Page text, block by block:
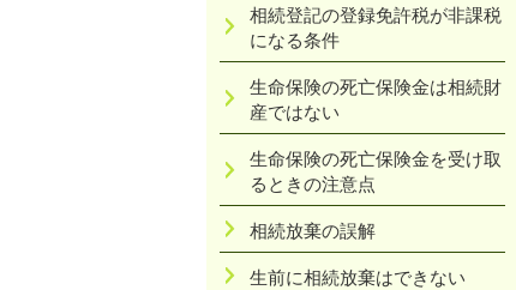
相続登記の登録免許税が非課税
になる条件
生命保険の死亡保険金は相続財
産ではない
生命保険の死亡保険金を受け取
るときの注意点
相続放棄の誤解
生前に相続放棄はできない